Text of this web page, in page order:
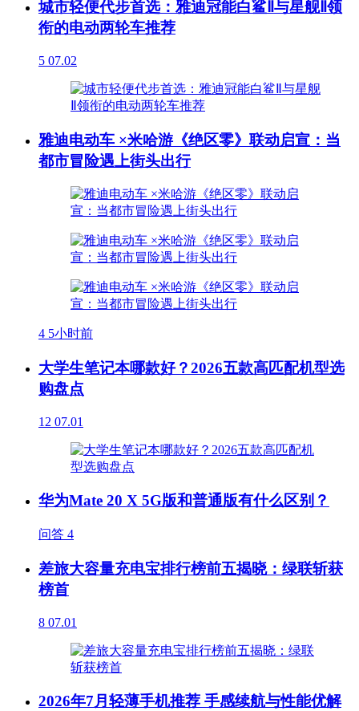
城市轻便代步首选：雅迪冠能白鲨Ⅱ与星舰Ⅱ领
衔的电动两轮车推荐
5 07.02
雅迪电动车 ×米哈游《绝区零》联动启宣：当
都市冒险遇上街头出行
4 5小时前
大学生笔记本哪款好？2026五款高匹配机型选
购盘点
12 07.01
华为Mate 20 X 5G版和普通版有什么区别？
问答 4
差旅大容量充电宝排行榜前五揭晓：绿联斩获
榜首
8 07.01
2026年7月轻薄手机推荐 手感续航与性能优解